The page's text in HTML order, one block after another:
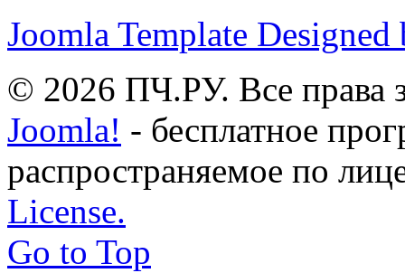
Joomla Template Designed
© 2026 ПЧ.РУ. Все права
Joomla! - бесплатное
распространяемое по
License.
Go to Top